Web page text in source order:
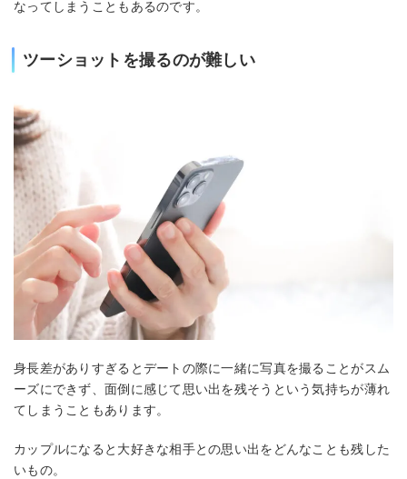
なってしまうこともあるのです。
ツーショットを撮るのが難しい
身長差がありすぎるとデートの際に一緒に写真を撮ることがスム
ーズにできず、面倒に感じて思い出を残そうという気持ちが薄れ
てしまうこともあります。
カップルになると大好きな相手との思い出をどんなことも残した
いもの。